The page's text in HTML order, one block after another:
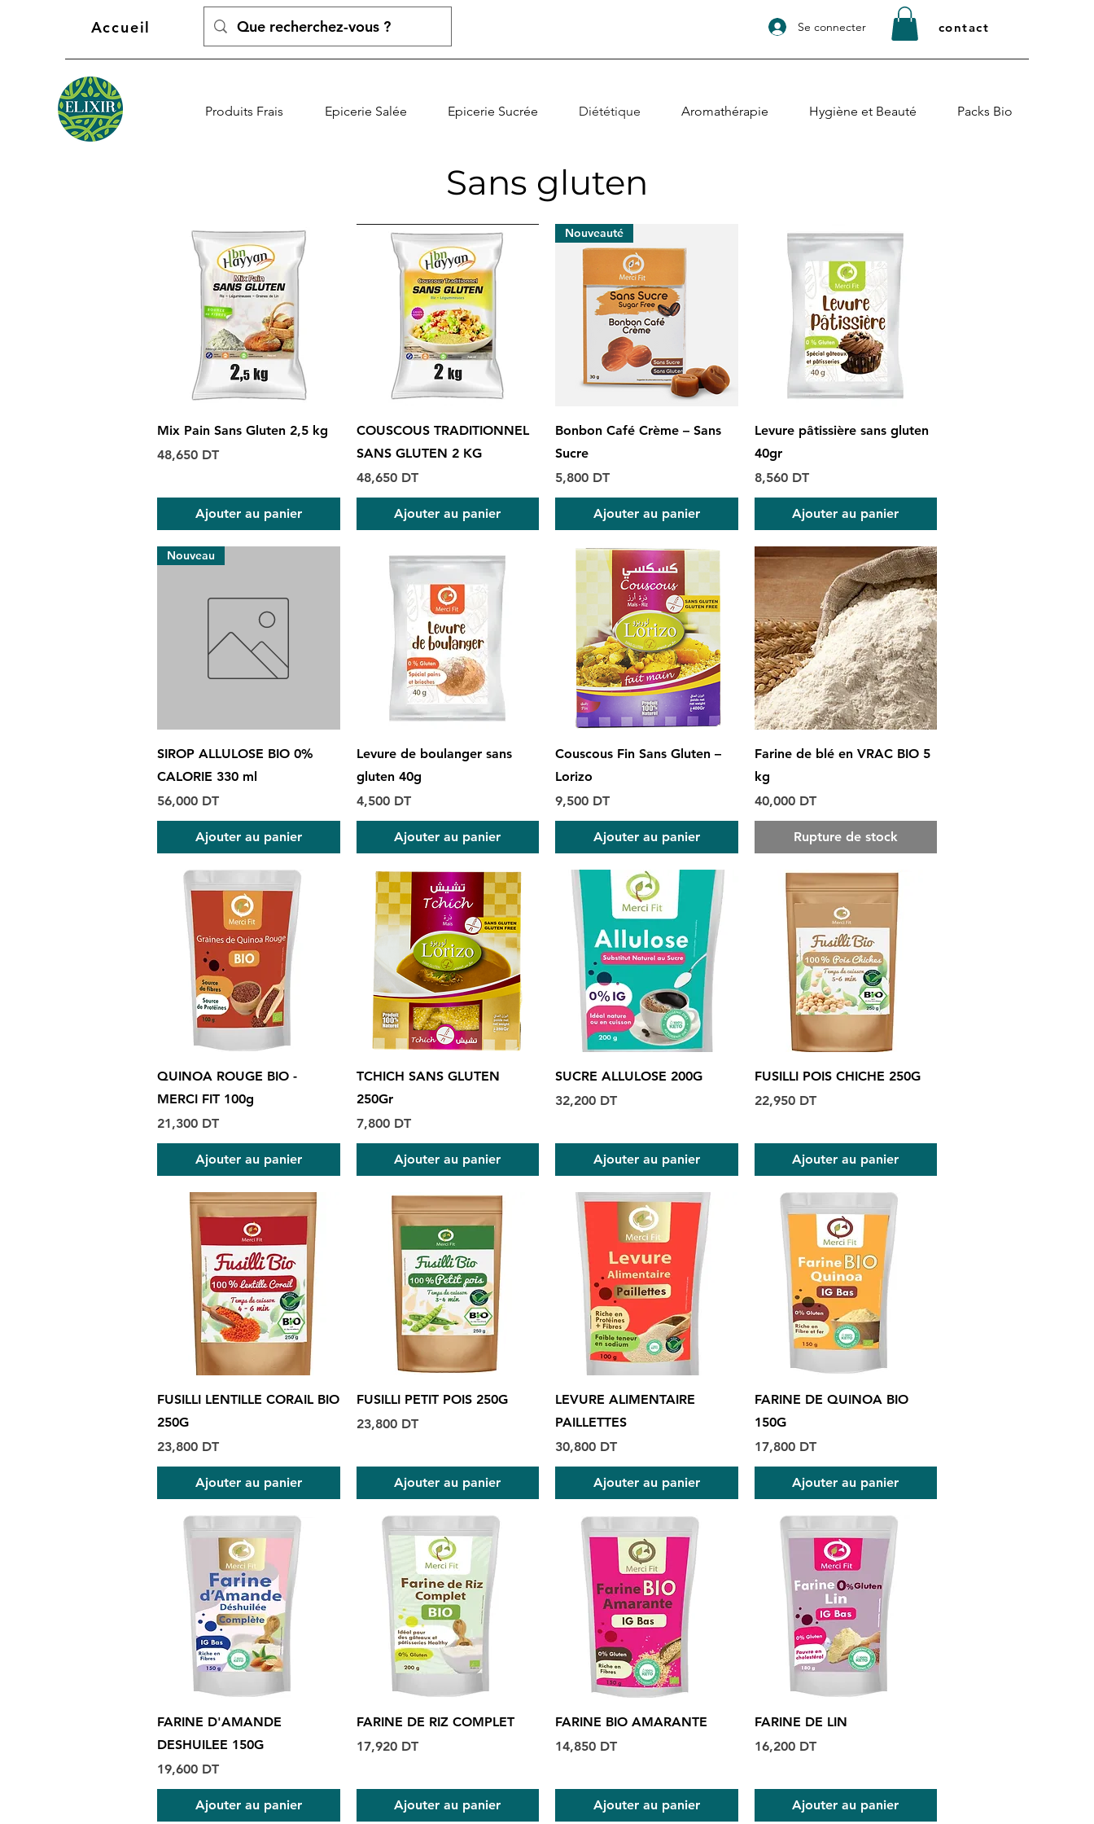
Se connecter contact
Accueil
Produits Frais Epicerie Salée Epicerie Sucrée Diététique Aromathérapie Hygiène et Beauté Packs Bio
Sans gluten
Aperçu rapide
Mix Pain Sans Gluten 2,5 kg
Prix
48,650 DT
Ajouter au panier
Aperçu rapide
COUSCOUS TRADITIONNEL
SANS GLUTEN 2 KG
Prix
48,650 DT
Ajouter au panier
Aperçu rapide
Nouveauté
Bonbon Café Crème – Sans
Sucre
Prix
5,800 DT
Ajouter au panier
Aperçu rapide
Levure pâtissière sans gluten
40gr
Prix
8,560 DT
Ajouter au panier
Aperçu rapide
Nouveau
SIROP ALLULOSE BIO 0%
CALORIE 330 ml
Prix
56,000 DT
Ajouter au panier
Aperçu rapide
Levure de boulanger sans
gluten 40g
Prix
4,500 DT
Ajouter au panier
Aperçu rapide
Couscous Fin Sans Gluten –
Lorizo
Prix
9,500 DT
Ajouter au panier
Aperçu rapide
Farine de blé en VRAC BIO 5
kg
Prix
40,000 DT
Rupture de stock
Aperçu rapide
QUINOA ROUGE BIO -
MERCI FIT 100g
Prix
21,300 DT
Ajouter au panier
Aperçu rapide
TCHICH SANS GLUTEN
250Gr
Prix
7,800 DT
Ajouter au panier
Aperçu rapide
SUCRE ALLULOSE 200G
Prix
32,200 DT
Ajouter au panier
Aperçu rapide
FUSILLI POIS CHICHE 250G
Prix
22,950 DT
Ajouter au panier
Aperçu rapide
FUSILLI LENTILLE CORAIL BIO
250G
Prix
23,800 DT
Ajouter au panier
Aperçu rapide
FUSILLI PETIT POIS 250G
Prix
23,800 DT
Ajouter au panier
Aperçu rapide
LEVURE ALIMENTAIRE
PAILLETTES
Prix
30,800 DT
Ajouter au panier
Aperçu rapide
FARINE DE QUINOA BIO
150G
Prix
17,800 DT
Ajouter au panier
Aperçu rapide
FARINE D'AMANDE
DESHUILEE 150G
Prix
19,600 DT
Ajouter au panier
Aperçu rapide
FARINE DE RIZ COMPLET
Prix
17,920 DT
Ajouter au panier
Aperçu rapide
FARINE BIO AMARANTE
Prix
14,850 DT
Ajouter au panier
Aperçu rapide
FARINE DE LIN
Prix
16,200 DT
Ajouter au panier